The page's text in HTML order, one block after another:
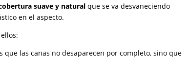
suave y natural que se va desvaneciendo
en el aspecto.
las canas no desaparecen por completo, sino que